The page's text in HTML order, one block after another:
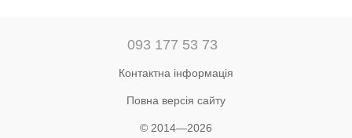
093 177 53 73
Контактна інформація
Повна версія сайту
© 2014—2026